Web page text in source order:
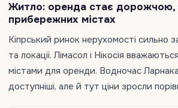
Житло: оренда стає дорожчою,
прибережних містах
Кіпрський ринок нерухомості сильно
та локації. Лімасол і Нікосія
містами для оренди. Водночас
доступніші, але й тут ціни зросли